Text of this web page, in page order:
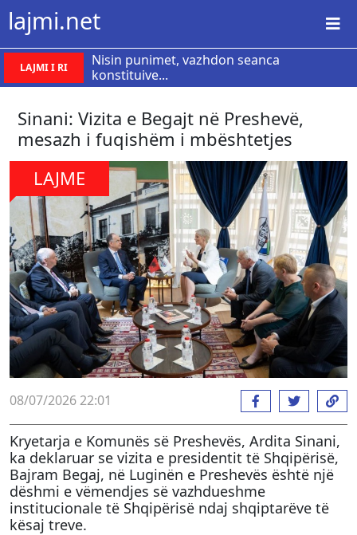
lajmi.net
LAJMI I RI
Nisin punimet, vazhdon seanca
konstituive...
Sinani: Vizita e Begajt në Preshevë,
mesazh i fuqishëm i mbështetjes
LAJME
08/07/2026 22:01
Kryetarja e Komunës së Preshevës, Ardita Sinani,
ka deklaruar se vizita e presidentit të Shqipërisë,
Bajram Begaj, në Luginën e Preshevës është një
dëshmi e vëmendjes së vazhdueshme
institucionale të Shqipërisë ndaj shqiptarëve të
kësaj treve.